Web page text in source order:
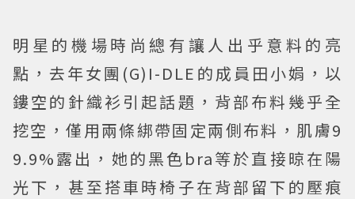
明星的機場時尚總有讓人出乎意料的亮
點，去年女團(G)I-DLE的成員田小娟，以
鏤空的針織衫引起話題，背部布料幾乎全
挖空，僅用兩條綁帶固定兩側布料，肌膚9
9.9%露出，她的黑色bra等於直接晾在陽
光下，甚至搭車時椅子在背部留下的壓痕